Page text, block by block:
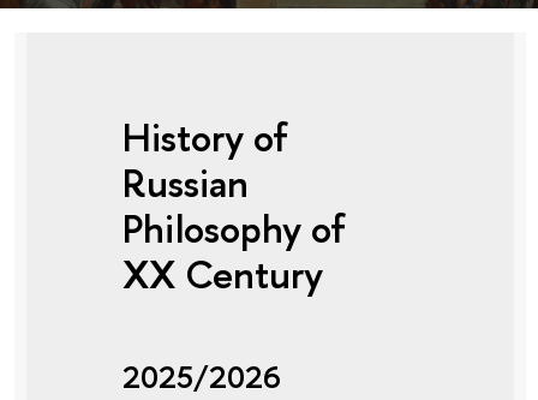
History of
Russian
Philosophy of
XX Century
2025/2026